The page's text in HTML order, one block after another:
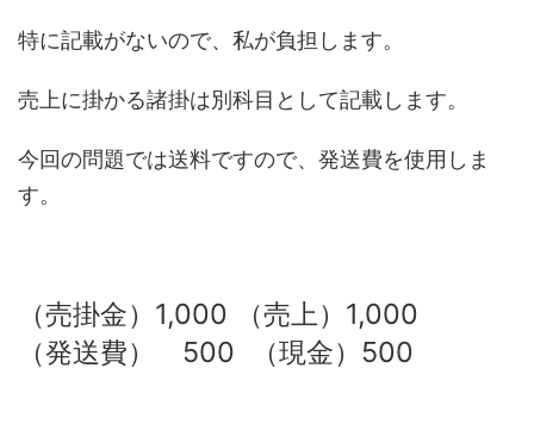
特に記載がないので、私が負担します。
売上に掛かる諸掛は別科目として記載します。
今回の問題では送料ですので、発送費を使用しま
す。
（売掛金）1,000 （売上）1,000
（発送費） 500 （現金）500